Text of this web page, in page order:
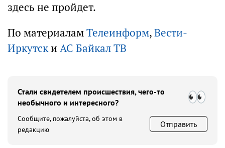
здесь не пройдет.
По материаламТелеинформ,Вести-
Иркутски АС Байкал ТВ
Стали свидетелем происшествия, чего-то
необычного и интересного?
Сообщите, пожалуйста, об этом в
редакцию
Отправить